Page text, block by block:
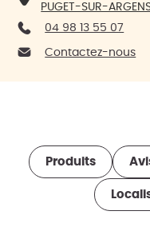
PUGET-SUR-
04 98 13 55 07
Contactez-nous
Produits